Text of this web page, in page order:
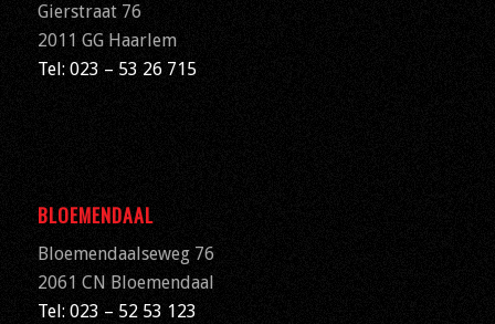
Gierstraat 76
2011 GG Haarlem
Tel: 023 – 53 26 715
BLOEMENDAAL
Bloemendaalseweg 76
2061 CN Bloemendaal
Tel: 023 – 52 53 123